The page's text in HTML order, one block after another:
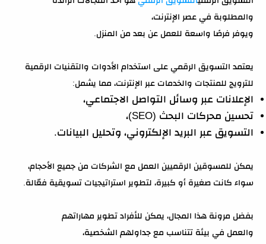
والمطلوبة في عصر الإنترنت،
ويوفر فرصًا واسعة للعمل عن بعد من المنزل.
يعتمد التسويق الرقمي على استخدام الأدوات والتقنيات الرقمية
للترويج للمنتجات والخدمات عبر الإنترنت، مما يشمل:
الإعلانات عبر وسائل التواصل الاجتماعي،
تحسين محركات البحث (SEO)،
التسويق عبر البريد الإلكتروني، وتحليل البيانات.
يمكن للمسوقين الرقميين العمل مع الشركات من جميع الأحجام،
سواء كانت صغيرة أو كبيرة، لتطوير استراتيجيات تسويقية فعّالة.
بفضل مرونة هذا المجال، يمكن للأفراد تطوير مهاراتهم
والعمل في بيئة تتناسب مع جداولهم الشخصية،